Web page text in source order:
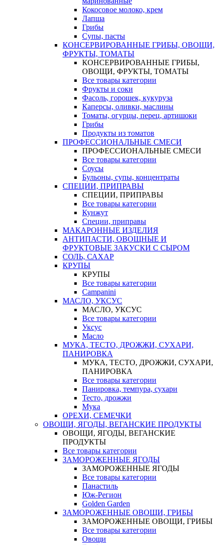
Кокосовое молоко, крем
Лапша
Грибы
Супы, пасты
КОНСЕРВИРОВАННЫЕ ГРИБЫ, ОВОЩИ,
ФРУКТЫ, ТОМАТЫ
КОНСЕРВИРОВАННЫЕ ГРИБЫ,
ОВОЩИ, ФРУКТЫ, ТОМАТЫ
Все товары категории
Фрукты и соки
Фасоль, горошек, кукуруза
Каперсы, оливки, маслины
Томаты, огурцы, перец, артишоки
Грибы
Продукты из томатов
ПРОФЕССИОНАЛЬНЫЕ СМЕСИ
ПРОФЕССИОНАЛЬНЫЕ СМЕСИ
Все товары категории
Соусы
Бульоны, супы, концентраты
СПЕЦИИ, ПРИПРАВЫ
СПЕЦИИ, ПРИПРАВЫ
Все товары категории
Кунжут
Специи, приправы
МАКАРОННЫЕ ИЗДЕЛИЯ
АНТИПАСТИ, ОВОЩНЫЕ И
ФРУКТОВЫЕ ЗАКУСКИ С СЫРОМ
СОЛЬ, САХАР
КРУПЫ
КРУПЫ
Все товары категории
Campanini
МАСЛО, УКСУС
МАСЛО, УКСУС
Все товары категории
Уксус
Масло
МУКА, ТЕСТО, ДРОЖЖИ, СУХАРИ,
ПАНИРОВКА
МУКА, ТЕСТО, ДРОЖЖИ, СУХАРИ,
ПАНИРОВКА
Все товары категории
Панировка, темпура, сухари
Тесто, дрожжи
Мука
ОРЕХИ, СЕМЕЧКИ
ОВОЩИ, ЯГОДЫ, ВЕГАНСКИЕ ПРОДУКТЫ
ОВОЩИ, ЯГОДЫ, ВЕГАНСКИЕ
ПРОДУКТЫ
Все товары категории
ЗАМОРОЖЕННЫЕ ЯГОДЫ
ЗАМОРОЖЕННЫЕ ЯГОДЫ
Все товары категории
Панастиль
Юж-Регион
Golden Garden
ЗАМОРОЖЕННЫЕ ОВОЩИ, ГРИБЫ
ЗАМОРОЖЕННЫЕ ОВОЩИ, ГРИБЫ
Все товары категории
Овощи